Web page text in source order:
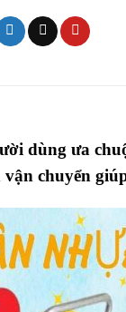
dùng ưa
chuyển